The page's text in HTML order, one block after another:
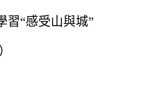
習“感受山與城”